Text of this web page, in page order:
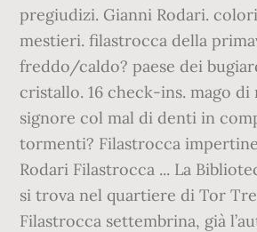
pregiudizi. Gianni Rodari.
mestieri. filastrocca della
freddo/caldo? paese dei
cristallo. 16 check-ins. mago di
signore col mal di denti in
tormenti? Filastrocca
Rodari Filastrocca ... La
si trova nel quartiere di Tor
Filastrocca settembrina, già